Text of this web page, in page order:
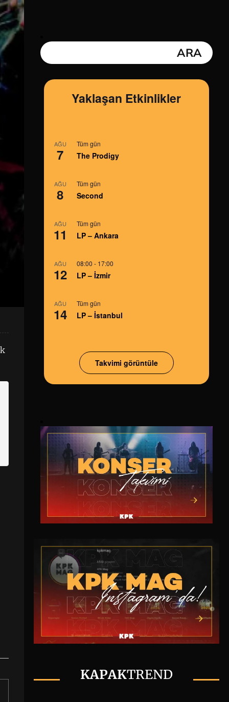
Yaklaşan Etkinlikler
AĞU
7
Tüm gün
The Prodigy
AĞU
8
Tüm gün
Second
AĞU
11
Tüm gün
LP – Ankara
AĞU
12
08:00 - 17:00
LP – İzmir
AĞU
14
Tüm gün
LP – İstanbul
Takvimi görüntüle
KAPAKTREND